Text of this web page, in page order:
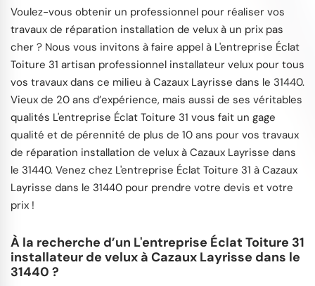
Voulez-vous obtenir un professionnel pour réaliser vos
travaux de réparation installation de velux à un prix pas
cher ? Nous vous invitons à faire appel à L'entreprise Éclat
Toiture 31 artisan professionnel installateur velux pour tous
vos travaux dans ce milieu à Cazaux Layrisse dans le 31440.
Vieux de 20 ans d’expérience, mais aussi de ses véritables
qualités L'entreprise Éclat Toiture 31 vous fait un gage
qualité et de pérennité de plus de 10 ans pour vos travaux
de réparation installation de velux à Cazaux Layrisse dans
le 31440. Venez chez L'entreprise Éclat Toiture 31 à Cazaux
Layrisse dans le 31440 pour prendre votre devis et votre
prix !
À la recherche d’un L'entreprise Éclat Toiture 31
installateur de velux à Cazaux Layrisse dans le
31440 ?